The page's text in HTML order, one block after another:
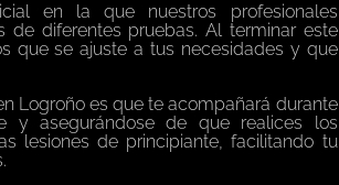
en la que nuestros profesionales
diferentes pruebas. Al terminar este
que se ajuste a tus necesidades y que
Logroño es que te acompañará durante
y asegurándose de que realices los
lesiones de principiante, facilitando tu